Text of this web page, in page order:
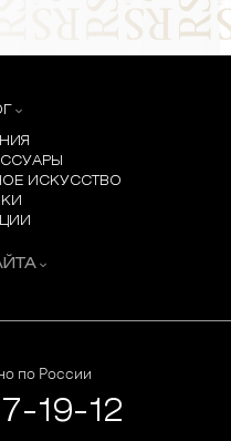
ИСКУССТВО
по России
19-12